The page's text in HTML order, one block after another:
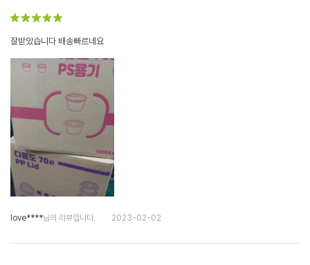
잘받았습니다 배송빠르네요
love****님의 리뷰입니다. 2023-02-02